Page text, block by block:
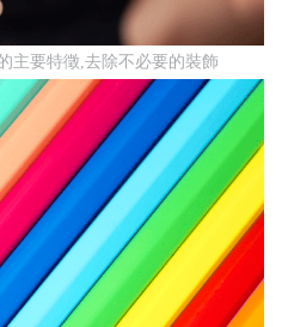
主要特徵,去除不必要的裝飾